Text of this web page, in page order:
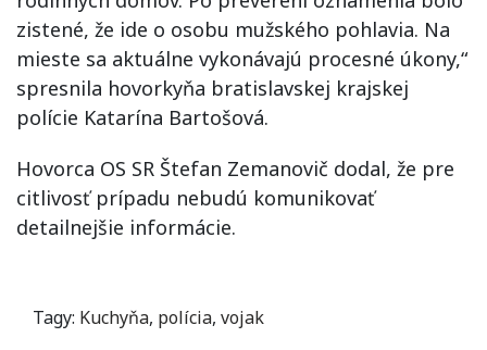
zistené, že ide o osobu mužského pohlavia. Na
mieste sa aktuálne vykonávajú procesné úkony,“
spresnila hovorkyňa bratislavskej krajskej
polície Katarína Bartošová.
Hovorca OS SR Štefan Zemanovič dodal, že pre
citlivosť prípadu nebudú komunikovať
detailnejšie informácie.
Tagy: Kuchyňa, polícia, vojak